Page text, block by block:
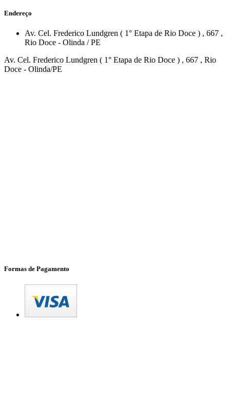
Endereço
Av. Cel. Frederico Lundgren ( 1° Etapa de Rio Doce ) , 667 ,
Rio Doce - Olinda /PE
Av. Cel. Frederico Lundgren ( 1° Etapa de Rio Doce ) , 667 , Rio
Doce - Olinda/PE
Formas de Pagamento